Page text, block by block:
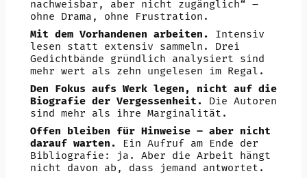
nachweisbar, aber nicht zugänglich“ –
ohne Drama, ohne Frustration.
Mit dem Vorhandenen arbeiten. Intensiv
lesen statt extensiv sammeln. Drei
Gedichtbände gründlich analysiert sind
mehr wert als zehn ungelesen im Regal.
Den Fokus aufs Werk legen, nicht auf die
Biografie der Vergessenheit. Die Autoren
sind mehr als ihre Marginalität.
Offen bleiben für Hinweise – aber nicht
darauf warten. Ein Aufruf am Ende der
Bibliografie: ja. Aber die Arbeit hängt
nicht davon ab, dass jemand antwortet.